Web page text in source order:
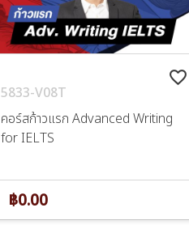
favorite_border
5833-V08T
คอร์สก้าวแรก Advanced Writing
for IELTS
฿0.00